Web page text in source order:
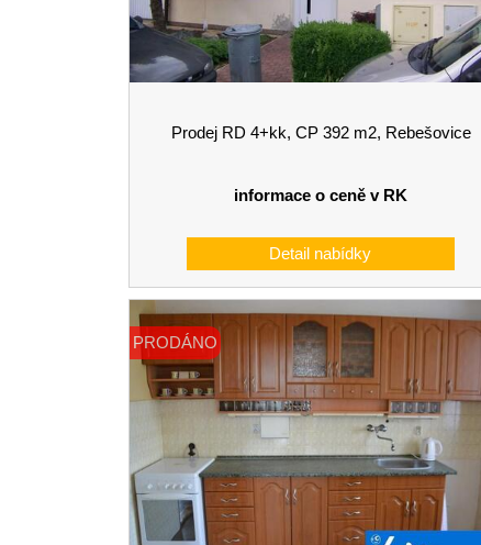
Prodej RD 4+kk, CP 392 m2, Rebešovice
informace o ceně v RK
PRODÁNO